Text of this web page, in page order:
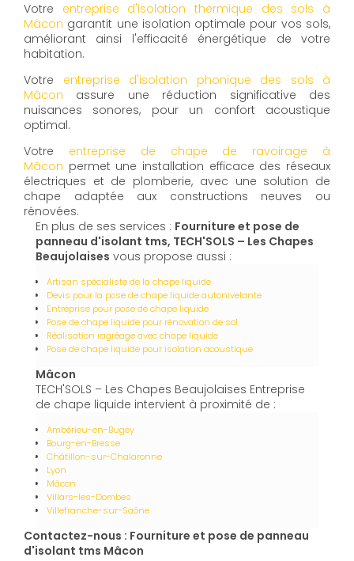
Votre entreprise d'isolation thermique des sols à
Mâcon garantit une isolation optimale pour vos sols,
améliorant ainsi l'efficacité énergétique de votre
habitation.
Votre entreprise d'isolation phonique des sols à
Mâcon assure une réduction significative des
nuisances sonores, pour un confort acoustique
optimal.
Votre entreprise de chape de ravoirage à
Mâcon permet une installation efficace des réseaux
électriques et de plomberie, avec une solution de
chape adaptée aux constructions neuves ou
rénovées.
En plus de ses services : Fourniture et pose de
panneau d'isolant tms, TECH'SOLS – Les Chapes
Beaujolaises vous propose aussi :
Artisan spécialiste de la chape liquide
Devis pour la pose de chape liquide autonivelante
Entreprise pour pose de chape liquide
Pose de chape liquide pour rénovation de sol
Réalisation ragréage avec chape liquide
Pose de chape liquide pour isolation acoustique
Mâcon
TECH'SOLS – Les Chapes Beaujolaises Entreprise
de chape liquide intervient à proximité de :
Ambérieu-en-Bugey
Bourg-en-Bresse
Châtillon-sur-Chalaronne
Lyon
Mâcon
Villars-les-Dombes
Villefranche-sur-Saône
Contactez-nous : Fourniture et pose de panneau
d'isolant tms Mâcon